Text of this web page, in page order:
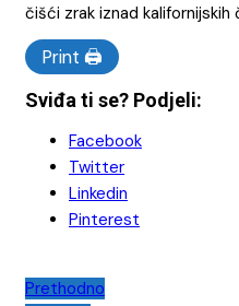
čišći zrak iznad
Print 🖨
Sviđa ti se? Podjeli:
Facebook
Twitter
Linkedin
Pinterest
Navigacija
Prethodno